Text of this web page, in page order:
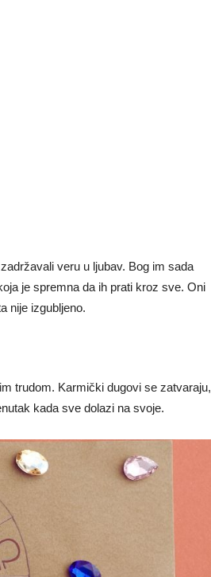
veru u ljubav. Bog im sada
je spremna da ih prati kroz sve. Oni
nije izgubljeno.
trudom. Karmički dugovi se zatvaraju,
kada sve dolazi na svoje.